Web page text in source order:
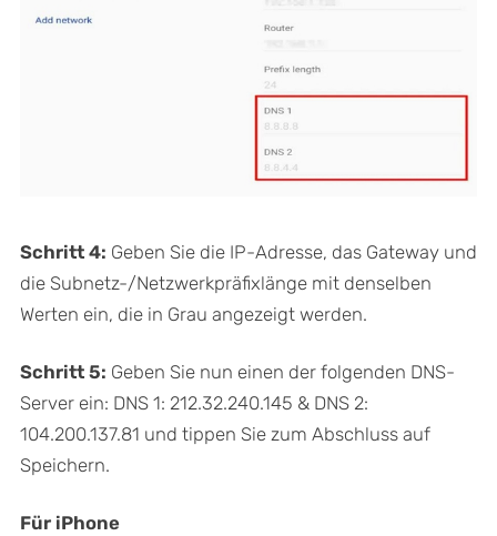
Schritt 4: Geben Sie die IP-Adresse, das Gateway und
die Subnetz-/Netzwerkpräfixlänge mit denselben
Werten ein, die in Grau angezeigt werden.
Schritt 5: Geben Sie nun einen der folgenden DNS-
Server ein: DNS 1: 212.32.240.145 & DNS 2:
104.200.137.81 und tippen Sie zum Abschluss auf
Speichern.
Für iPhone